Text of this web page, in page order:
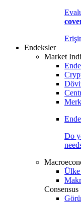
Endeksler
Market
Do
Ülke
Consensus